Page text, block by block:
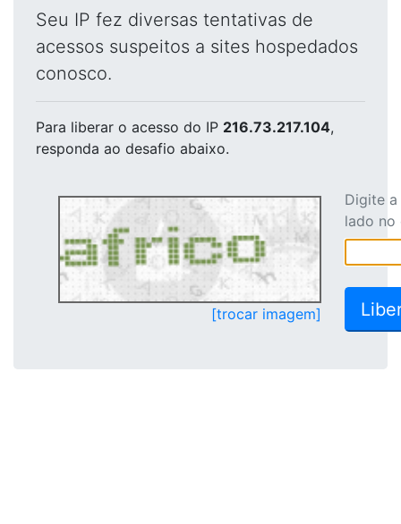
Seu IP fez diversas tentativas de
acessos suspeitos a sites hospedados
conosco.
Para liberar o acesso do IP 216.73.217.104,
responda ao desafio abaixo.
[trocar imagem]
Digite
lado no